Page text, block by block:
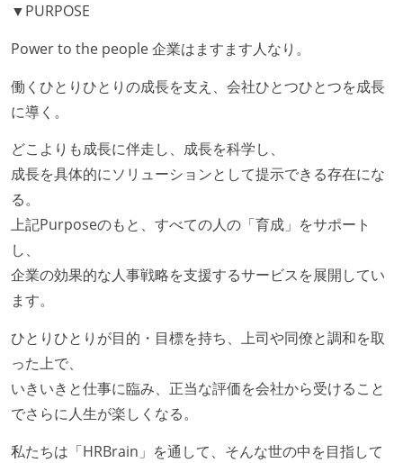
当
試用期間：あり（3ヶ月間）
生年金）
受動喫煙防止措置：屋内禁煙（屋内に喫煙可能室設
置）
▼PURPOSE
Power to the people 企業はますます人なり。
働くひとりひとりの成長を支え、会社ひとつひとつを成長
に導く。
どこよりも成長に伴走し、成長を科学し、
成長を具体的にソリューションとして提示できる存在にな
る。
上記Purposeのもと、すべての人の「育成」をサポート
し、
企業の効果的な人事戦略を支援するサービスを展開してい
ます。
ひとりひとりが目的・目標を持ち、上司や同僚と調和を取
った上で、
いきいきと仕事に臨み、正当な評価を会社から受けること
でさらに人生が楽しくなる。
私たちは「HRBrain」を通して、そんな世の中を目指して